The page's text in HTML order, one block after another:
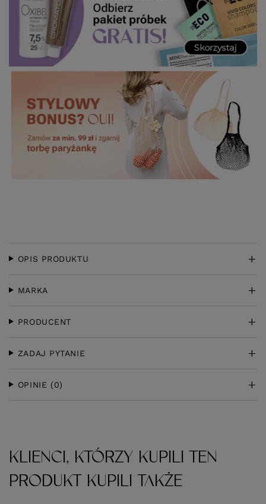
OPIS PRODUKTU
MARKA
PRODUCENT
ZADAJ PYTANIE
OPINIE (0)
KLIENCI, KTÓRZY KUPILI TEN
PRODUKT KUPILI TAKŻE